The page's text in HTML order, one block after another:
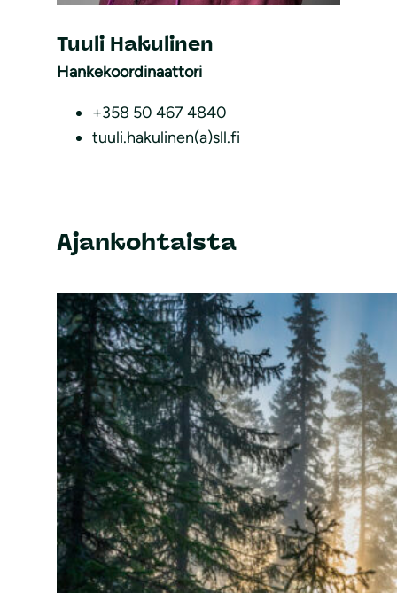
Hankekoordinaattori
Tuuli Hakulinen
+358 50 467 4840
tuuli.hakulinen(a)sll.fi
Ajankohtaista